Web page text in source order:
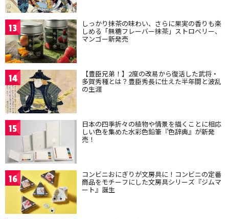
13 しっかり抹茶の味わい、さらに果実の香りも楽
しめる「無糖フレーバー抹茶」ストロベリー、
マンゴー新発売
14 【豊臣兄弟！】2度の改易から復活した武将・
多賀秀種とは？豊臣秀長に仕えた半年間と波乱
の生涯
15 日本の四季折々の植物や情景を描くことに相応
しい色を集めた水彩色鉛筆『色辞典』が新発
売！
16 コンビニおにぎりが文房具に！コンビニの定番
商品をモチーフにした文房具シリーズ『ジムマ
ート』誕生